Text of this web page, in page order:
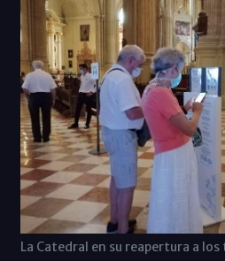
La Catedral en su reapertura a